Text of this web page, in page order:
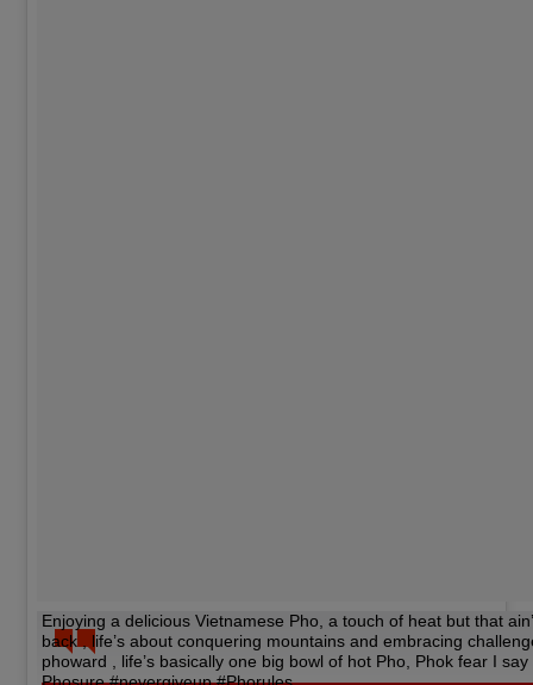
Enjoying a delicious Vietnamese Pho, a touch of heat but that
back , life’s about conquering mountains and embracing
phoward , life’s basically one big bowl of hot Pho, Phok fear I